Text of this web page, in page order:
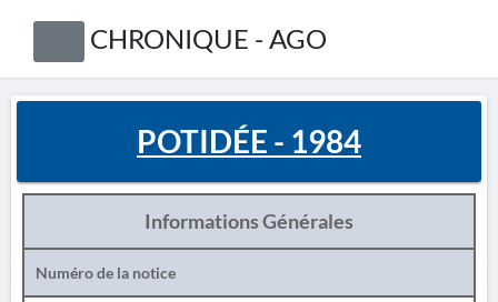
CHRONIQUE - AGO
POTIDÉE - 1984
Informations Générales
Numéro de la notice